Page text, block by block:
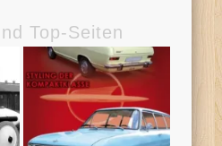
Top-Seiten